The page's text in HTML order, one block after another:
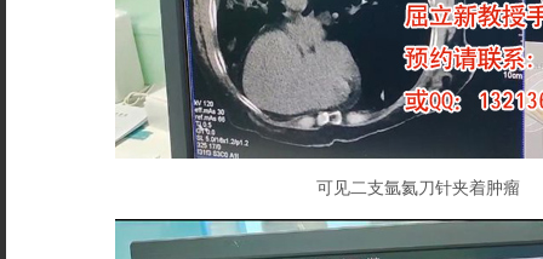
可见二支氩氦刀针夹着肿瘤